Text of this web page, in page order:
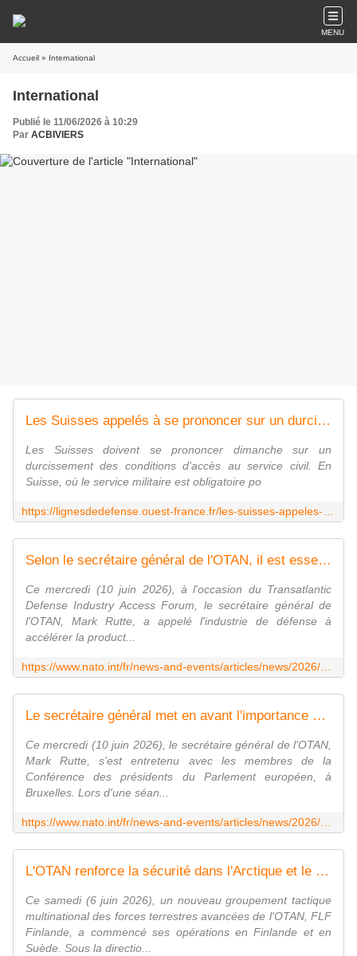
MENU
Accueil » International
International
Publié le 11/06/2026 à 10:29
Par ACBIVIERS
Les Suisses appelés à se prononcer sur un durcissement des règles du service civil
Les Suisses doivent se prononcer dimanche sur un
durcissement des conditions d'accès au service civil. En
Suisse, où le service militaire est obligatoire po
Selon le secrétaire général de l'OTAN, il est essentiel d'accélérer la production de défense
Ce mercredi (10 juin 2026), à l'occasion du Transatlantic
Defense Industry Access Forum, le secrétaire général de
l'OTAN, Mark Rutte, a appelé l'industrie de défense à
accélérer la product...
Le secrétaire général met en avant l'importance de la coopération OTAN-UE
Ce mercredi (10 juin 2026), le secrétaire général de l'OTAN,
Mark Rutte, s'est entretenu avec les membres de la
Conférence des présidents du Parlement européen, à
Bruxelles. Lors d'une séan...
L'OTAN renforce la sécurité dans l'Arctique et le Grand Nord
Ce samedi (6 juin 2026), un nouveau groupement tactique
multinational des forces terrestres avancées de l'OTAN, FLF
Finlande, a commencé ses opérations en Finlande et en
Suède. Sous la directio...